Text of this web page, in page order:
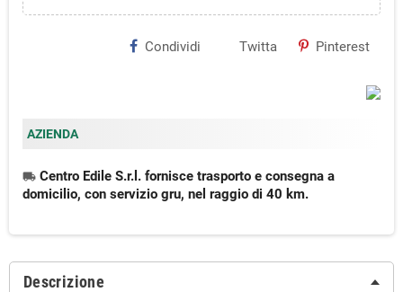
Condividi Twitta Pinterest
AZIENDA
local_shipping Centro Edile S.r.l. fornisce trasporto e consegna a
domicilio, con servizio gru, nel raggio di 40 km.
Descrizione